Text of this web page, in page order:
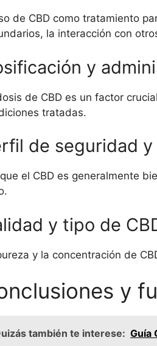
de CBD como tratamiento
la interacción con
y
de CBD es un factor
tratadas.
de seguridad
el CBD es generalmente
y tipo de
y la concentración de
y
también te interese: Guía